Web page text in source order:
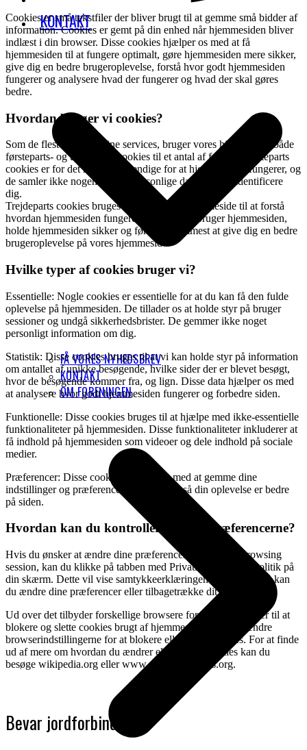
KONTAKT
FÅ VORES NYHEDSBREV
KONTAKT
OM FORENINGEN
Cookies er små tekstfiler der bliver brugt til at gemme små bidder af
information. Cookies er gemt på din enhed når hjemmesiden bliver
indlæst i din browser. Disse cookies hjælper os med at få
hjemmesiden til at fungere optimalt, gøre hjemmesiden mere sikker,
give dig en bedre brugeroplevelse, forstå hvor godt hjemmesiden
fungerer og analysere hvad der fungerer og hvad der skal gøres
bedre.
Hvordan bruger vi cookies?
Som de fleste andre online services, bruger vores hjemmeside både
førsteparts- og trejdeparts cookies til et antal af formål. Førsteparts
cookies er for det meste nødvendige for at hjemmesiden fungerer, og
de samler ikke nogen af dine personlige data der kan identificere
dig.
Trejdeparts cookies bruges mest på vores hjemmeside til at forstå
hvordan hjemmesiden fungerer, hvordan du bruger hjemmesiden,
holde hjemmesiden sikker og først og fremmest at give dig en bedre
brugeroplevelse på vores hjemmeside.
Hvilke typer af cookies bruger vi?
Essentielle: Nogle cookies er essentielle for at du kan få den fulde
oplevelse på hjemmesiden. De tillader os at holde styr på bruger
sessioner og undgå sikkerhedsbrister. De gemmer ikke noget
personligt information om dig.
Statistik: Disse cookies bruges til at vi kan holde styr på information
om antallet af unikke besøgende, hvilke sider der er blevet besøgt,
hvor de besøgende kommer fra, og lign. Disse data hjælper os med
at analysere hvor godt hjemmesiden fungerer og forbedre siden.
Funktionelle: Disse cookies bruges til at hjælpe med ikke-essentielle
funktionaliteter på hjemmesiden. Disse funktionaliteter inkluderer at
få indhold på hjemmesiden som videoer og dele indhold på sociale
medier.
Præferencer: Disse cookies hjælper os med at gemme dine
indstillinger og præferencer såsom sprog så din oplevelse er bedre
på siden.
Hvordan kan du kontrollere cookie præferencerne?
Hvis du ønsker at ændre dine præferencer senere i din browsing
session, kan du klikke på tabben med Privatliv og Cookiepolitik på
din skærm. Dette vil vise samtykkeerklæringen igen og herfra kan
du ændre dine præferencer eller tilbagetrække dit samtykke.
Ud over det tilbyder forskellige browsere forskellige metoder til at
blokere og slette cookies brugt af hjemmesider. Du kan ændre
browserindstillingerne for at blokere eller slette cookies. For at finde
ud af mere om hvordan du ændrer eller sletter cookies kan du
besøge wikipedia.org eller www.allaboutcookies.org.
Bevar jordforbindelsen